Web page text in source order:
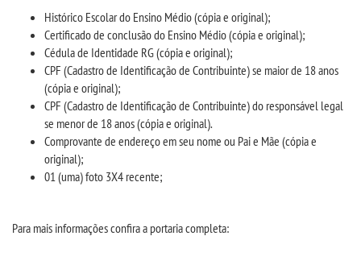
CURSOS
BACHARELADOS
LICENCIATURAS
TECNOLÓGICOS
Histórico Escolar do Ensino Médio (cópia e original);
Certificado de conclusão do Ensino Médio (cópia e original);
Cédula de Identidade RG (cópia e original);
CPF (Cadastro de Identificação de Contribuinte) se maior de 18 anos
(cópia e original);
CPF (Cadastro de Identificação de Contribuinte) do responsável legal
se menor de 18 anos (cópia e original).
Comprovante de endereço em seu nome ou Pai e Mãe (cópia e
original);
01 (uma) foto 3X4 recente;
Para mais informações confira a portaria completa: